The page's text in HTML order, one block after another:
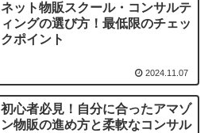
ネット物販スクール・コンサルテ
ィングの選び方！最低限のチェッ
クポイント
2024.11.07
初心者必見！自分に合ったアマゾ
ン物販の進め方と柔軟なコンサル